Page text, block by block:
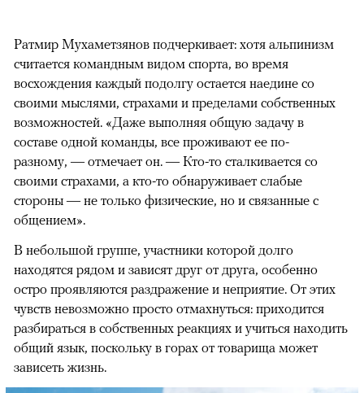
Ратмир Мухаметзянов подчеркивает: хотя альпинизм
считается командным видом спорта, во время
восхождения каждый подолгу остается наедине со
своими мыслями, страхами и пределами собственных
возможностей. «Даже выполняя общую задачу в
составе одной команды, все проживают ее по-
разному, — отмечает он. — Кто-то сталкивается со
своими страхами, а кто-то обнаруживает слабые
стороны — не только физические, но и связанные с
общением».
В небольшой группе, участники которой долго
находятся рядом и зависят друг от друга, особенно
остро проявляются раздражение и неприятие. От этих
чувств невозможно просто отмахнуться: приходится
разбираться в собственных реакциях и учиться находить
общий язык, поскольку в горах от товарища может
зависеть жизнь.